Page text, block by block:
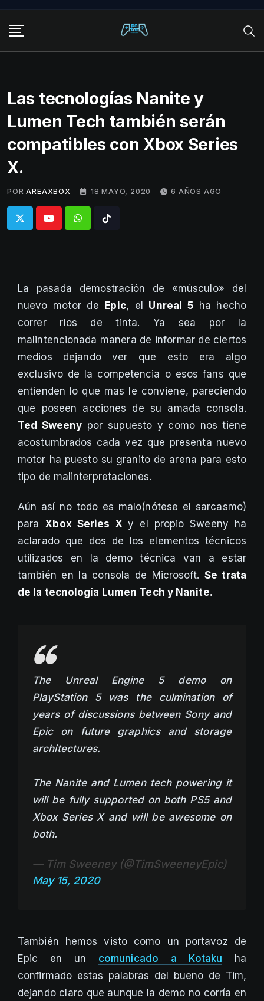
content
Las tecnologías Nanite y
Lumen Tech también serán
compatibles con Xbox Series
X.
POR AREAXBOX 18 MAYO, 2020 6 AÑOS AGO
WhatsappTiktok
La pasada demostración de «músculo» del
nuevo motor de
Epic, el Unreal 5ha hecho
correr rios de tinta. Ya sea por la
malintencionada manera de informar de ciertos
medios dejando ver que esto era algo
exclusivo de la competencia o esos fans que
entienden lo que mas le conviene, pareciendo
que poseen acciones de su amada consola.
Ted Sweeny por supuesto y como nos tiene
acostumbrados cada vez que presenta nuevo
motor ha puesto su granito de arena para esto
tipo de malinterpretaciones.
Aún así no todo es malo(nótese el sarcasmo)
para Xbox Series Xy el propio Sweeny ha
aclarado que dos de los elementos técnicos
utilizados en la demo técnica van a estar
también en la consola de Microsoft. Se trata
de la tecnología Lumen Tech y Nanite.
The Unreal Engine 5 demo on
PlayStation 5 was the culmination of
years of discussions between Sony and
Epic on future graphics and storage
architectures.
The Nanite and Lumen tech powering it
will be fully supported on both PS5 and
Xbox Series X and will be awesome on
both.
— Tim Sweeney (@TimSweeneyEpic)
May 15, 2020
También hemos visto como un portavoz de
Epic en un comunicado a Kotaku ha
confirmado estas palabras del bueno de Tim,
dejando claro que aunque la demo no corría en